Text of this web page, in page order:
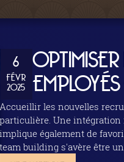
6
FÉVR
2025
les nouvelles
particulière. Une intégration
implique également de favoriser une synergie
building s'avère être